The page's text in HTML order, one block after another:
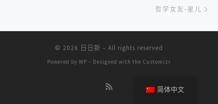
哲学女友-星儿
© 2026 日日新 – All rights reserved
Powered by WP – Designed with the Customizr
简体中文